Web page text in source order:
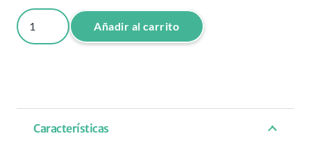
POMADE
SURVIVAL
Añadir al carrito
Características